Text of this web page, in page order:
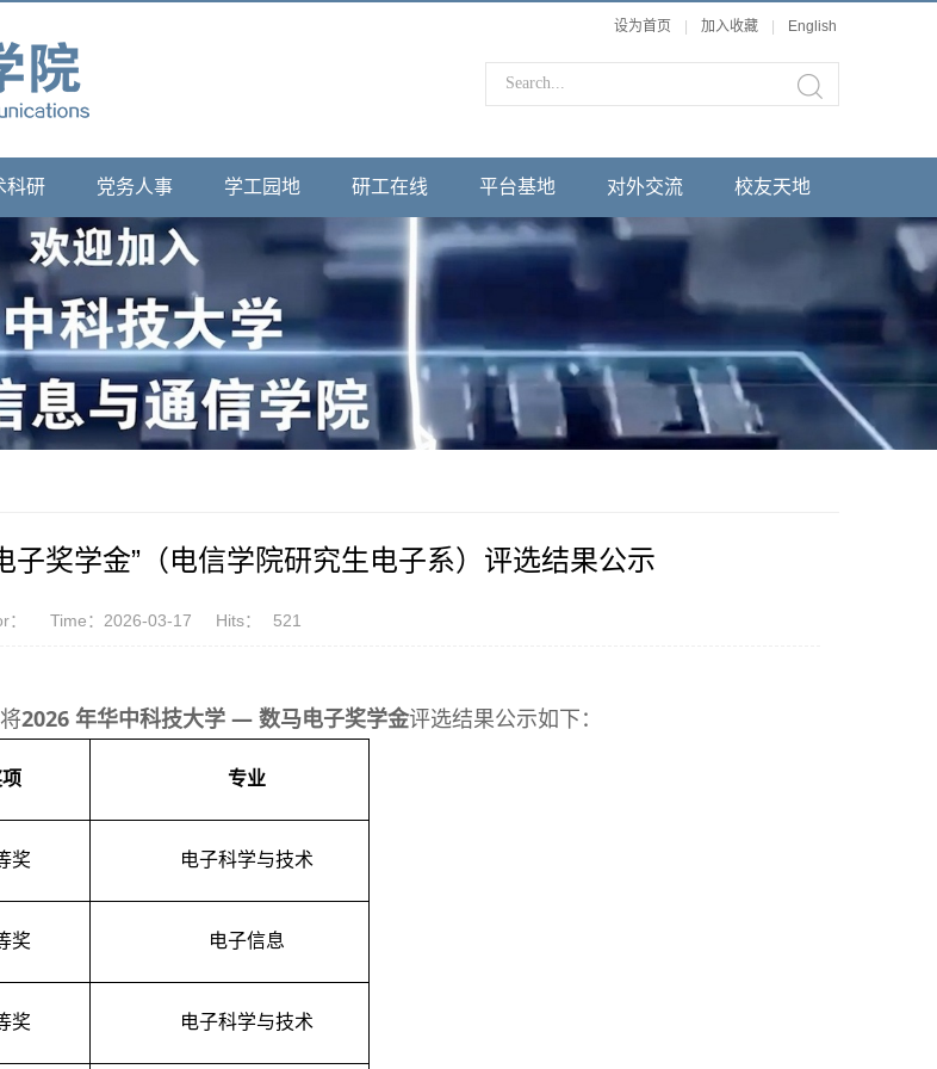
设为首页 加入收藏 English
科研 党务人事 学工园地 研工在线 平台基地 对外交流 校友天地
子奖学金”（电信学院研究生电子系）评选结果公示
Time：2026-03-17 Hits： 521
2026 年华中科技大学 — 数马电子奖学金评选结果公示如下：
专业
奖 电子科学与技术
奖 电子信息
奖 电子科学与技术